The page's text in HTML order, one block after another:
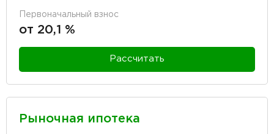
Первоначальный взнос
от 20,1 %
Рассчитать
Рыночная ипотека